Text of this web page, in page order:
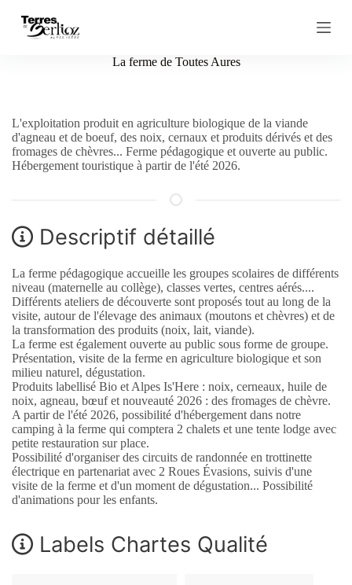
P
c
o
n
t
n
La ferme de Toutes Aures
L'exploitation produit en agriculture biologique de la viande
d'agneau et de boeuf, des noix, cernaux et produits dérivés et des
fromages de chèvres... Ferme pédagogique et ouverte au public.
Hébergement touristique à partir de l'été 2026.
Descriptif détaillé
La ferme pédagogique accueille les groupes scolaires de différents
niveau (maternelle au collège), classes vertes, centres aérés....
Différents ateliers de découverte sont proposés tout au long de la
visite, autour de l'élevage des animaux (moutons et chèvres) et de
la transformation des produits (noix, lait, viande).
La ferme est également ouverte au public sous forme de groupe.
Présentation, visite de la ferme en agriculture biologique et son
milieu naturel, dégustation.
Produits labellisé Bio et Alpes Is'Here : noix, cerneaux, huile de
noix, agneau, bœuf et nouveauté 2026 : des fromages de chèvre.
A partir de l'été 2026, possibilité d'hébergement dans notre
camping à la ferme qui comptera 2 chalets et une tente lodge avec
petite restauration sur place.
Possibilité d'organiser des circuits de randonnée en trottinette
électrique en partenariat avec 2 Roues Évasions, suivis d'une
visite de la ferme et d'un moment de dégustation... Possibilité
d'animations pour les enfants.
Labels Chartes Qualité